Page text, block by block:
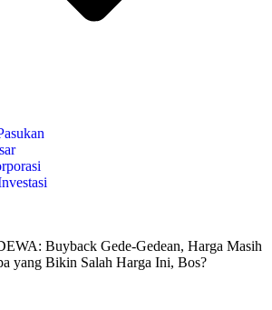
Buyback Gede-Gedean, Harga Masih
yang Bikin Salah Harga Ini, Bos?